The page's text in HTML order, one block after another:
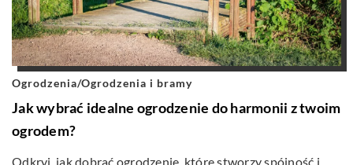
Ogrodzenia/Ogrodzenia i bramy
Jak wybrać idealne ogrodzenie do harmonii z twoim
ogrodem?
Odkryj, jak dobrać ogrodzenie, które stworzy spójność i